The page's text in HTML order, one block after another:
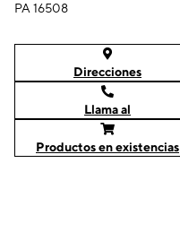
PA 16508
Direcciones
Llama al
Productos en existencias